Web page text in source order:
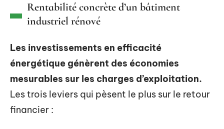
Rentabilité concrète d’un bâtiment
industriel rénové
Les investissements en efficacité
énergétique génèrent des économies
mesurables sur les charges d’exploitation.
Les trois leviers qui pèsent le plus sur le retour
financier :